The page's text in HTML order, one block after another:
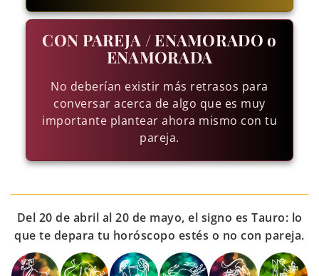
CON PAREJA / ENAMORADO o
ENAMORADA
No deberían existir más retrasos para
conversar acerca de algo que es muy
importante plantear ahora mismo con tu
pareja.
Del 20 de abril al 20 de mayo, el signo es Tauro: lo
que te depara tu horóscopo estés o no con pareja.